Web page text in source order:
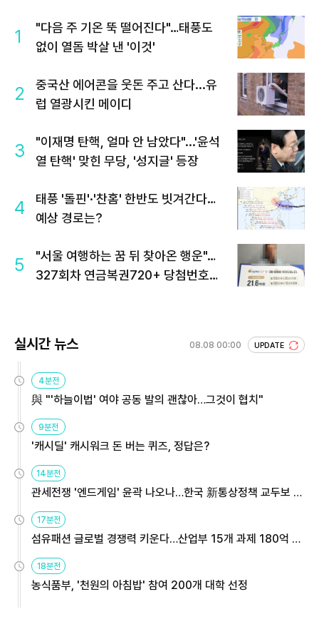
1
"다음 주 기온 뚝 떨어진다"…태풍도
없이 열돔 박살 낸 '이것'
2
중국산 에어콘을 웃돈 주고 산다...유
럽 열광시킨 메이디
3
"이재명 탄핵, 얼마 안 남았다"...'윤석
열 탄핵' 맞힌 무당, '성지글' 등장
4
태풍 '돌핀'·'찬홈' 한반도 빗겨간다…
예상 경로는?
5
"서울 여행하는 꿈 뒤 찾아온 행운"…
327회차 연금복권720+ 당첨번호조
실시간 뉴스 08.08 00:00 UPDATE
4분전
與 "'하늘이법' 여야 공동 발의 괜찮아…그것이 협치"
9분전
'캐시딜' 캐시워크 돈 버는 퀴즈, 정답은?
14분전
관세전쟁 '엔드게임' 윤곽 나오나…한국 新통상정책 교두보 활
용해야
17분전
섬유패션 글로벌 경쟁력 키운다…산업부 15개 과제 180억 지
원
18분전
농식품부, '천원의 아침밥' 참여 200개 대학 선정